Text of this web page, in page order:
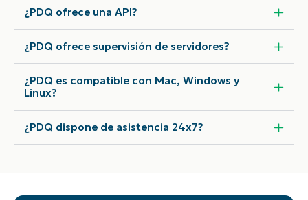
¿PDQ ofrece una API?
¿PDQ ofrece supervisión de servidores?
¿PDQ es compatible con Mac, Windows y
Linux?
¿PDQ dispone de asistencia 24x7?